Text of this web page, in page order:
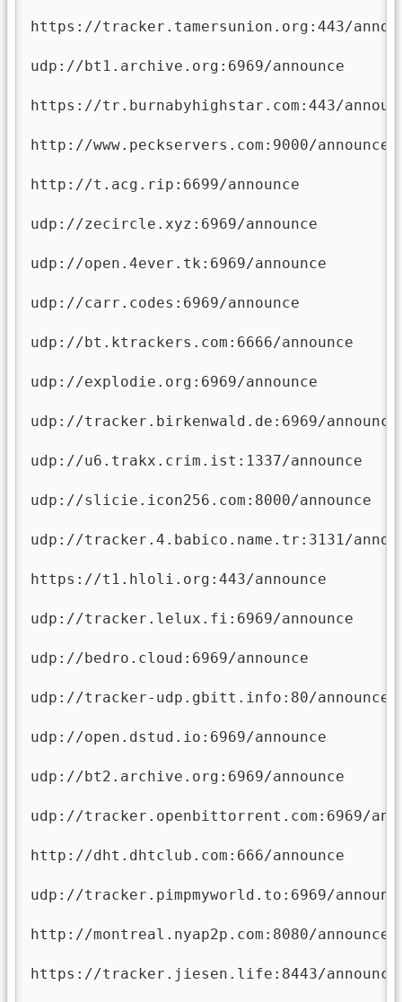
https://tracker.tamersunion.org:443/
udp://bt1.archive.org:6969/announce
https://tr.burnabyhighstar.com:443/
http://www.peckservers.com:9000/announce
http://t.acg.rip:6699/announce
udp://zecircle.xyz:6969/announce
udp://open.4ever.tk:6969/announce
udp://carr.codes:6969/announce
udp://bt.ktrackers.com:6666/announce
udp://explodie.org:6969/announce
udp://tracker.birkenwald.de:6969/announce
udp://u6.trakx.crim.ist:1337/announce
udp://slicie.icon256.com:8000/announce
udp://tracker.4.babico.name.tr:3131/
https://t1.hloli.org:443/announce
udp://tracker.lelux.fi:6969/announce
udp://bedro.cloud:6969/announce
udp://tracker-udp.gbitt.info:80/announce
udp://open.dstud.io:6969/announce
udp://bt2.archive.org:6969/announce
udp://tracker.openbittorrent.com:6969/
http://dht.dhtclub.com:666/announce
udp://tracker.pimpmyworld.to:6969/
http://montreal.nyap2p.com:8080/announce
https://tracker.jiesen.life:8443/announce